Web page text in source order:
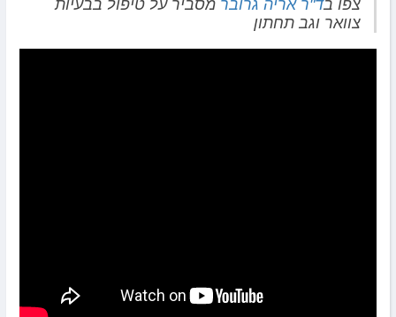
צפו בד"ר אריה גרובר מסביר על טיפול בבעיות
צוואר וגב תחתון